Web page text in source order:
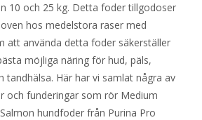
10 och 25 kg. Detta foder tillgodoser
hos medelstora raser med
att använda detta foder säkerställer
möjliga näring för hud, päls,
tandhälsa. Här har vi samlat några av
och funderingar som rör Medium
hundfoder från Purina Pro